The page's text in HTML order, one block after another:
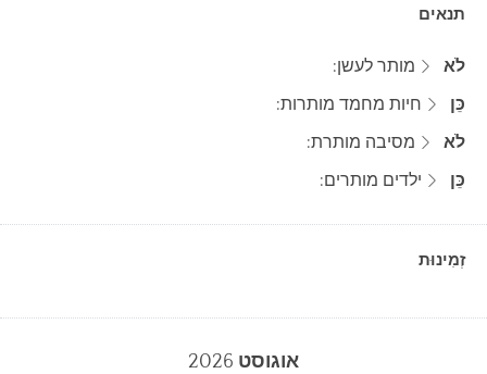
תנאים
מותר לעשן:
לֹא
חיות מחמד מותרות:
כֵּן
מסיבה מותרת:
לֹא
ילדים מותרים:
כֵּן
זְמִינוּת
אוגוסט 2026